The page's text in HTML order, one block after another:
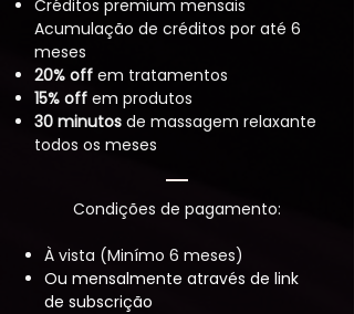
Créditos premium mensais
Acumulação de créditos por até 6
meses
20% off em tratamentos
15% off em produtos
30 minutos de massagem relaxante
todos os meses
Condições de pagamento:
À vista (Minímo 6 meses)
Ou mensalmente através de link
de subscrição